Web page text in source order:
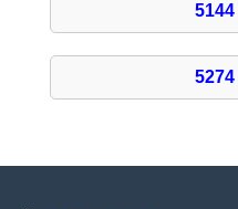
5144
5274